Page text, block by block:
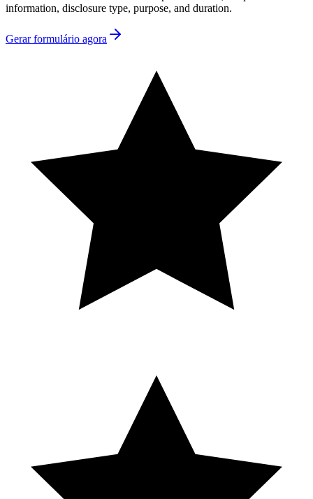
information, disclosure type, purpose, and duration.
Gerar formulário agora